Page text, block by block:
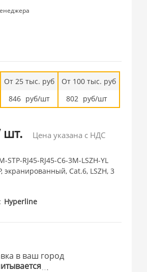
От 25 тыс. руб
846 руб/шт
От 100 тыс. руб
802 руб/шт
шт. Цена указана с НДС
STP-RJ45-RJ45-C6-3M-LSZH-YL
экранированный, Cat.6, LSZH, 3
Hyperline
в ваш город